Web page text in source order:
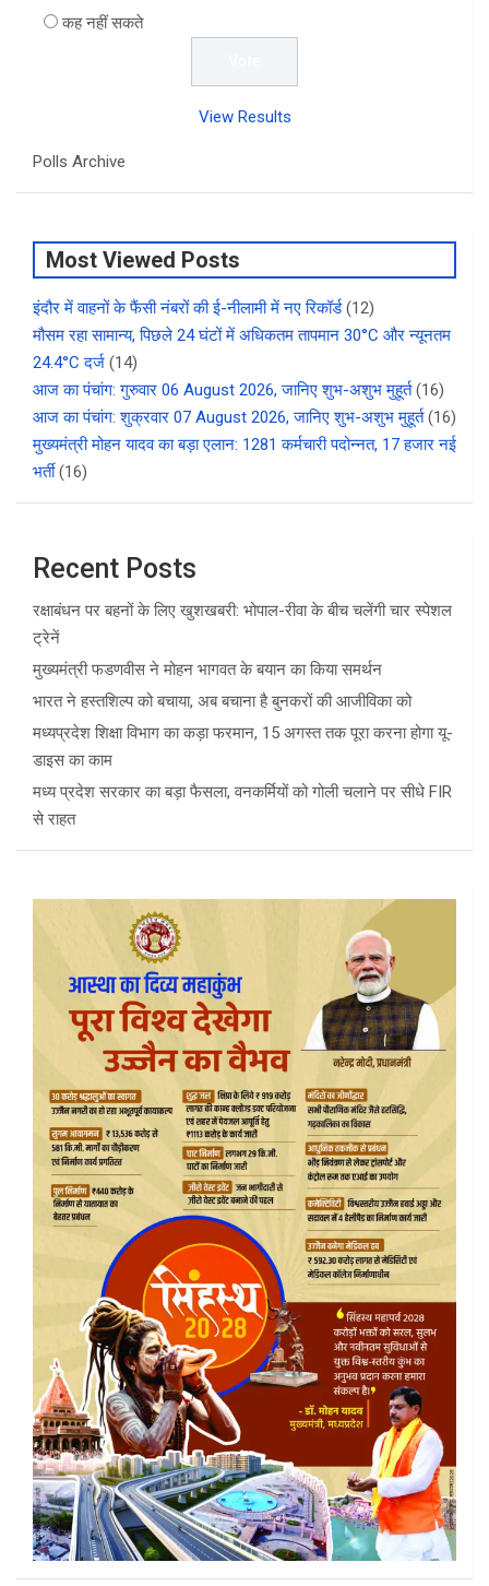
कह नहीं सकते
View Results
Polls Archive
Most Viewed Posts
इंदौर में वाहनों के फैंसी नंबरों की ई-नीलामी में नए रिकॉर्ड (12)
मौसम रहा सामान्य, पिछले 24 घंटों में अधिकतम तापमान 30°C और न्यूनतम
24.4°C दर्ज (14)
आज का पंचांग: गुरुवार 06 August 2026, जानिए शुभ-अशुभ मुहूर्त (16)
आज का पंचांग: शुक्रवार 07 August 2026, जानिए शुभ-अशुभ मुहूर्त (16)
मुख्यमंत्री मोहन यादव का बड़ा एलान: 1281 कर्मचारी पदोन्नत, 17 हजार नई
भर्ती (16)
Recent Posts
रक्षाबंधन पर बहनों के लिए खुशखबरी: भोपाल-रीवा के बीच चलेंगी चार स्पेशल
ट्रेनें
मुख्यमंत्री फडणवीस ने मोहन भागवत के बयान का किया समर्थन
भारत ने हस्तशिल्प को बचाया, अब बचाना है बुनकरों की आजीविका को
मध्यप्रदेश शिक्षा विभाग का कड़ा फरमान, 15 अगस्त तक पूरा करना होगा यू-
डाइस का काम
मध्य प्रदेश सरकार का बड़ा फैसला, वनकर्मियों को गोली चलाने पर सीधे FIR
से राहत